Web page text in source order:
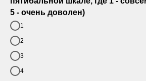
5 - очень доволен)
1
2
3
4